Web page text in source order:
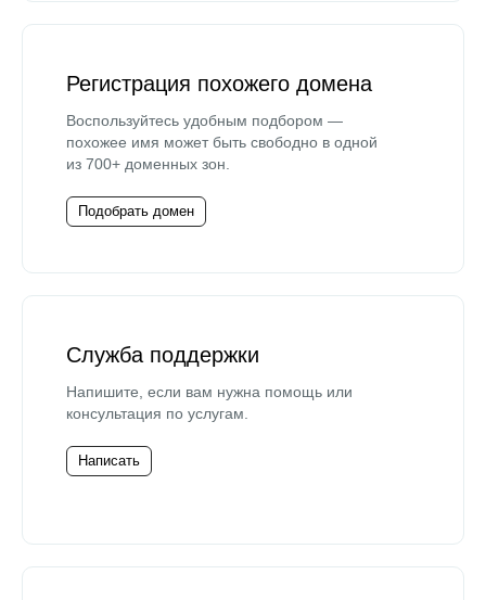
Регистрация похожего домена
Воспользуйтесь удобным подбором —
похожее имя может быть свободно в одной
из 700+ доменных зон.
Подобрать домен
Служба поддержки
Напишите, если вам нужна помощь или
консультация по услугам.
Написать